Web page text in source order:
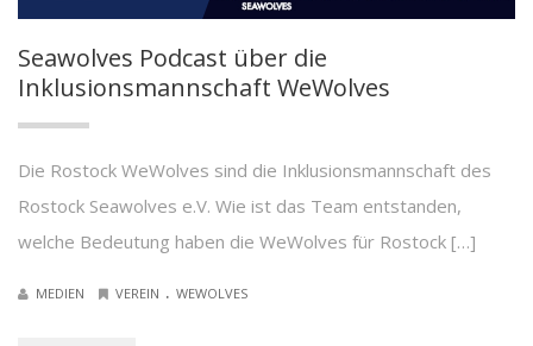
Seawolves Podcast über die
Inklusionsmannschaft WeWolves
Die Rostock WeWolves sind die Inklusionsmannschaft des
Rostock Seawolves e.V. Wie ist das Team entstanden,
welche Bedeutung haben die WeWolves für Rostock […]
MEDIEN VEREIN . WEWOLVES